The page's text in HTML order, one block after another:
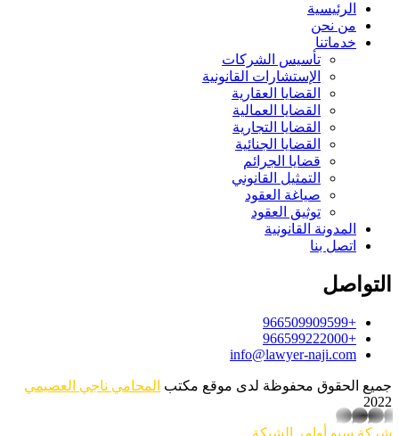
الرئيسية
من نحن
خدماتنا
تأسيس الشركات
الإستشارات القانونية
القضايا العقارية
القضايا العمالية
القضايا التجارية
القضايا الجنائية
قضايا الجرائم
التمثيل القانوني
صياغة العقود
توثيق العقود
المدونة القانونية
اتصل بنا
التواصل
+966509909599
+966599222000
info@lawyer-naji.com
جميع الحقوق محفوظة لدى موقع مكتب المحامي ناجي العصيمي
2022
شركة سيو أوامر الشبكة
whatsapp